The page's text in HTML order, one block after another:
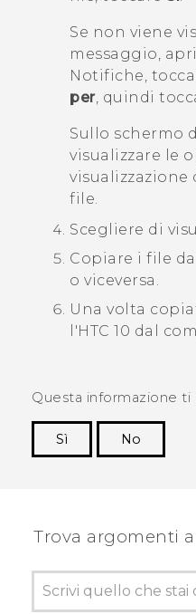
Se non viene
messaggio,
Notifiche,
per, quindi
Sullo schermo
visualizzare le
file.
Scegliere di
Copiare i file
o viceversa.
Una volta
l'HTC 10 dal
Questa informazione ti
Sì
No
Trova argomenti